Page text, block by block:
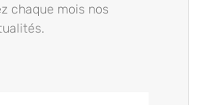
chaque mois nos